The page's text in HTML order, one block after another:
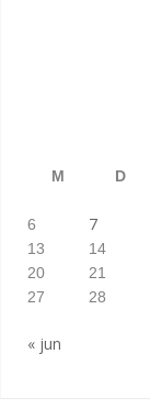
M
D
6
7
13
14
20
21
27
28
« jun